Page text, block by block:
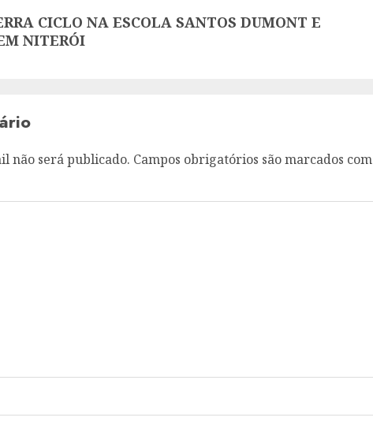
CICLO NA ESCOLA SANTOS DUMONT E
NITERÓI
não será publicado. Campos obrigatórios são marcados com